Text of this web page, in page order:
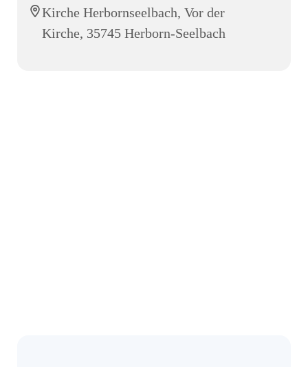
Kirche Herbornseelbach, Vor der
Kirche, 35745 Herborn-Seelbach